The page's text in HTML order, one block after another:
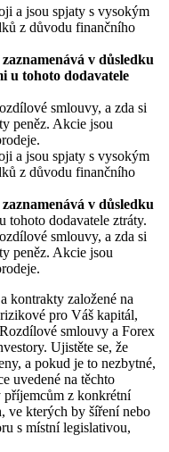
a jsou spjaty s vysokým
z důvodu finančního
v důsledku
u tohoto dodavatele
smlouvy, a zda si
peněz. Akcie jsou
a jsou spjaty s vysokým
z důvodu finančního
v důsledku
tohoto dodavatele ztráty.
smlouvy, a zda si
peněz. Akcie jsou
kontrakty založené na
pro Váš kapitál,
smlouvy a Forex
Ujistěte se, že
a pokud je to nezbytné,
uvedené na těchto
příjemcům z konkrétní
ve kterých by šíření nebo
s místní legislativou,